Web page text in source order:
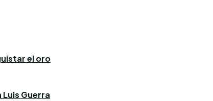
el oro
Guerra